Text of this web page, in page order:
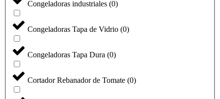
Congeladoras industriales (0)
Congeladoras Tapa de Vidrio (0)
Congeladoras Tapa Dura (0)
Cortador Rebanador de Tomate (0)